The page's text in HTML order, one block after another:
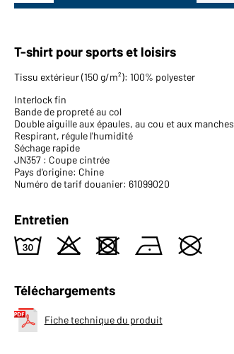
T-shirt pour sports et loisirs
Tissu extérieur (150 g/m²): 100% polyester
Interlock fin
Bande de propreté au col
Double aiguille aux épaules, au cou et aux manches
Respirant, régule l'humidité
Séchage rapide
JN357 : Coupe cintrée
Pays d'origine: Chine
Numéro de tarif douanier: 61099020
Entretien
w o d n U
Téléchargements
Fiche technique du produit